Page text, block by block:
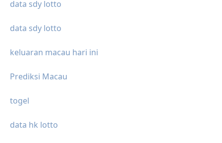
data sdy lotto
data sdy lotto
keluaran macau hari ini
Prediksi Macau
togel
data hk lotto